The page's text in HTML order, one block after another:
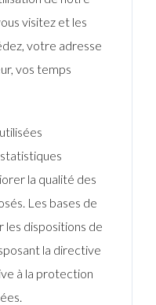
visitez et les
votre adresse
vos temps
la qualité des
Les bases de
les dispositions de
la directive
à la protection